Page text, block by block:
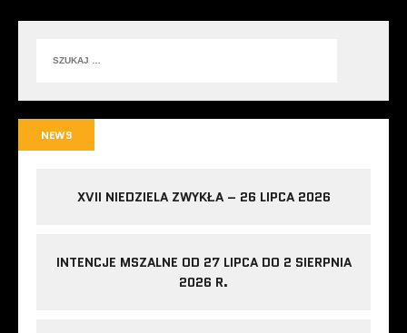
NEWS
XVII NIEDZIELA ZWYKŁA – 26 LIPCA 2026
INTENCJE MSZALNE OD 27 LIPCA DO 2 SIERPNIA
2026 R.